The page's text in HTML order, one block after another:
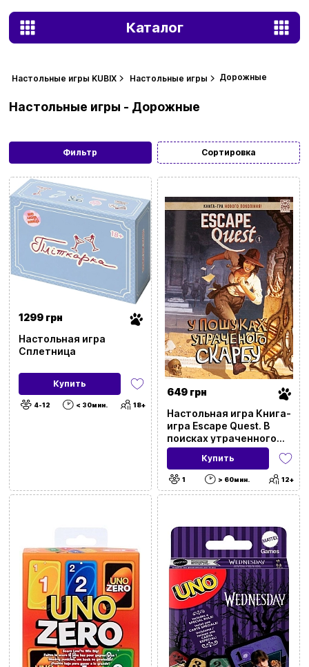
Каталог
Настольные игры KUBIX Настольные игры Дорожные
Фильтр Сортировка
Настольные игры - Дорожные
1299 грн
Настольная игра
Сплетница
Купить
4-12 < 30мин. 18+
649 грн
Настольная игра Книга-
игра Escape Quest. В
поисках утраченного
клада (Escape Quest:
Search for the Lost
Treasure)
Купить
1 > 60мин. 12+